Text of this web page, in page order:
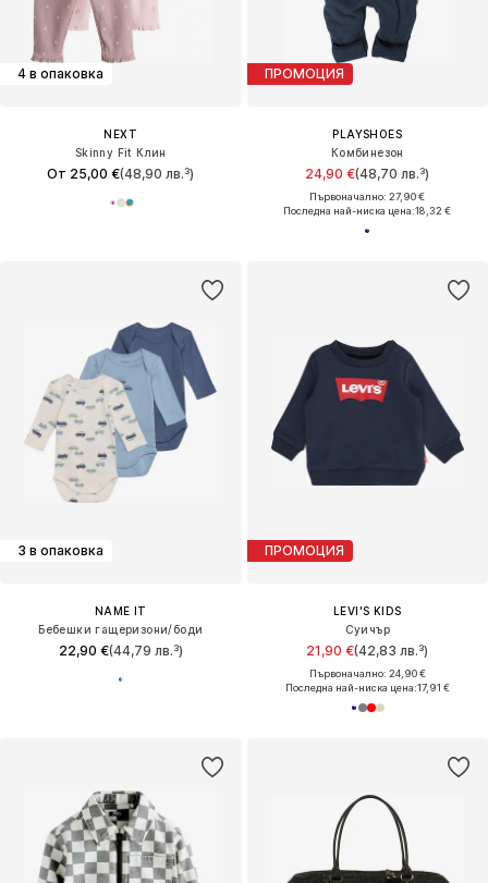
4 в опаковка
NEXT
Skinny Fit Клин
От 25,00 €(48,90 лв.³)
ПРОМОЦИЯ
PLAYSHOES
Комбинезон
24,90 €(48,70 лв.³)
Първоначално: 27,90 €
Последна най-ниска цена:18,32 €
3 в опаковка
NAME IT
Бебешки гащеризони/боди
22,90 €(44,79 лв.³)
ПРОМОЦИЯ
LEVI'S KIDS
Суичър
21,90 €(42,83 лв.³)
Първоначално: 24,90 €
Последна най-ниска цена:17,91 €